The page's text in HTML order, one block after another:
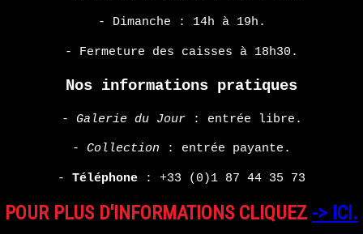
- Dimanche : 14h à 19h.
- Fermeture des caisses à 18h30.
Nos informations pratiques
- Galerie du Jour: entrée libre.
- Collection : entrée payante.
- Téléphone : +33 (0)1 87 44 35 73
POUR PLUS D'INFORMATIONS CLIQUEZ -> ICI.